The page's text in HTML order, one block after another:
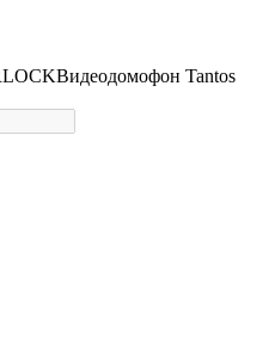
Видеодомофон Tantos